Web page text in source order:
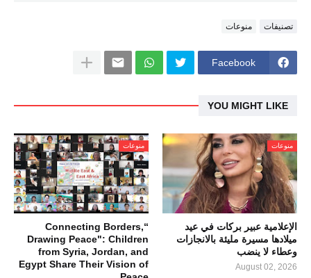
تصنيفات منوعات
Facebook
YOU MIGHT LIKE
منوعات
الإعلامية عبير بركات في عيد
ميلادها مسيرة مليئة بالانجازات
وعطاء لا ينضب
August 02, 2026
منوعات
“Connecting Borders,
Drawing Peace": Children
from Syria, Jordan, and
Egypt Share Their Vision of